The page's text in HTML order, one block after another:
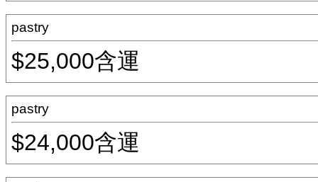
pastry
$25,000含運
pastry
$24,000含運